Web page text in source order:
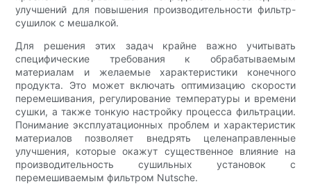
улучшений для повышения производительности фильтр-
сушилок с мешалкой.
Для решения этих задач крайне важно учитывать
специфические требования к обрабатываемым
материалам и желаемые характеристики конечного
продукта. Это может включать оптимизацию скорости
перемешивания, регулирование температуры и времени
сушки, а также тонкую настройку процесса фильтрации.
Понимание эксплуатационных проблем и характеристик
материалов позволяет внедрять целенаправленные
улучшения, которые окажут существенное влияние на
производительность сушильных установок с
перемешиваемым фильтром Nutsche.